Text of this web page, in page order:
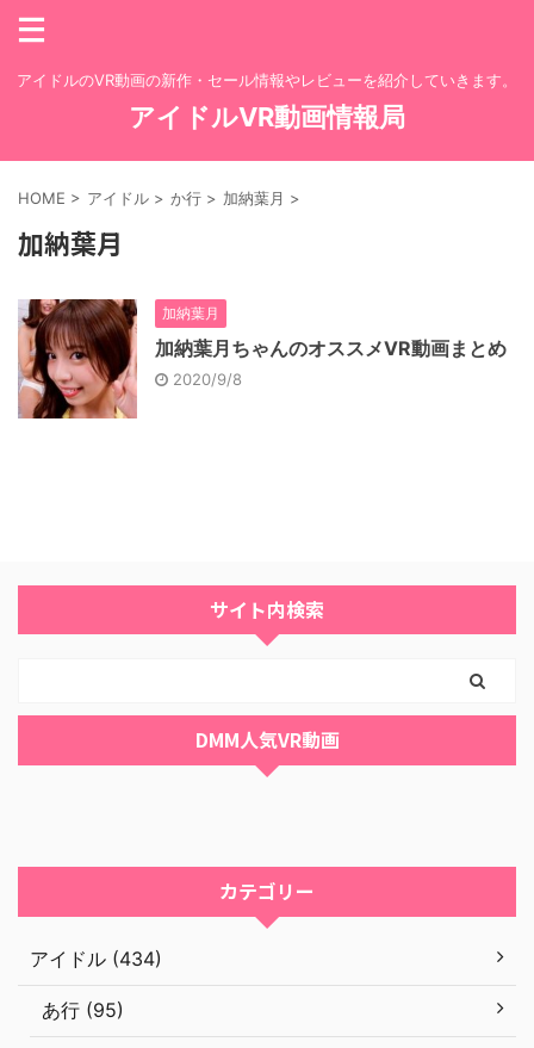
アイドルのVR動画の新作・セール情報やレビューを紹介していきます。
アイドルVR動画情報局
HOME > アイドル > か行 > 加納葉月 >
加納葉月
加納葉月
加納葉月ちゃんのオススメVR動画まとめ
2020/9/8
サイト内検索
DMM人気VR動画
カテゴリー
アイドル (434)
あ行 (95)